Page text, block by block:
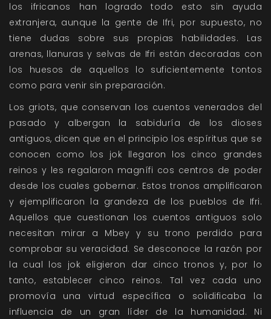
los ifricanos han logrado todo esto sin ayuda
extranjera, aunque la gente de Ifri, por supuesto, no
tiene dudas sobre sus propias habilidades. Las
arenas, llanuras y selvas de Ifri están decoradas con
los huesos de aquellos lo suficientemente tontos
como para venir sin preparación.
Los griots, que conservan los cuentos venerados del
pasado y albergan la sabiduría de los dioses
antiguos, dicen que en el principio los espíritus que se
conocen como los jok llegaron los cinco grandes
reinos y les regalaron magnífi cos centros de poder
desde los cuales gobernar. Estos tronos amplificaron
y ejemplificaron la grandeza de los pueblos de Ifri.
Aquellos que cuestionan los cuentos antiguos solo
necesitan mirar a Mbey y su trono perdido para
comprobar su veracidad. Se desconoce la razón por
la cual los jok eligieron dar cinco tronos y, por lo
tanto, establecer cinco reinos. Tal vez cada uno
promovía una virtud específica o solidificaba la
influencia de un gran líder de la humanidad. Ni